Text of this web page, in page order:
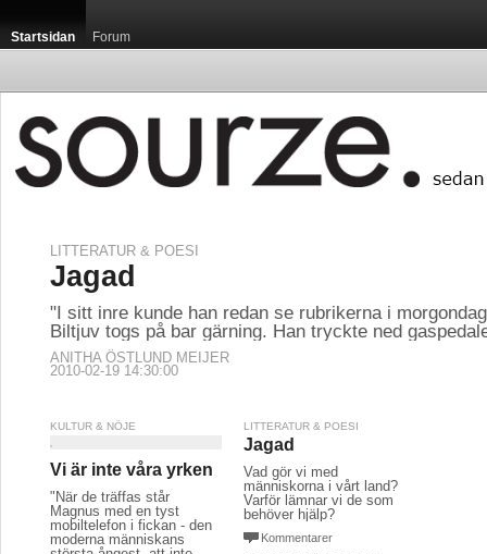
Startsidan Forum
LITTERATUR & POESI
Jagad
"I sitt inre kunde han redan se rubrikerna i
Biltjuv togs på bar gärning. Han tryckte ned
ANITHA ÖSTLUND MEIJER
2010-02-19 14:30:00
KULTUR & NÖJE
Vi är inte våra yrken
"När de träffas står
Magnus med en tyst
mobiltelefon i fickan - den
moderna människans
LITTERATUR & POESI
Jagad
Vad gör vi med
människorna i vårt land?
Varför lämnar vi de som
behöver hjälp?
Kommentarer